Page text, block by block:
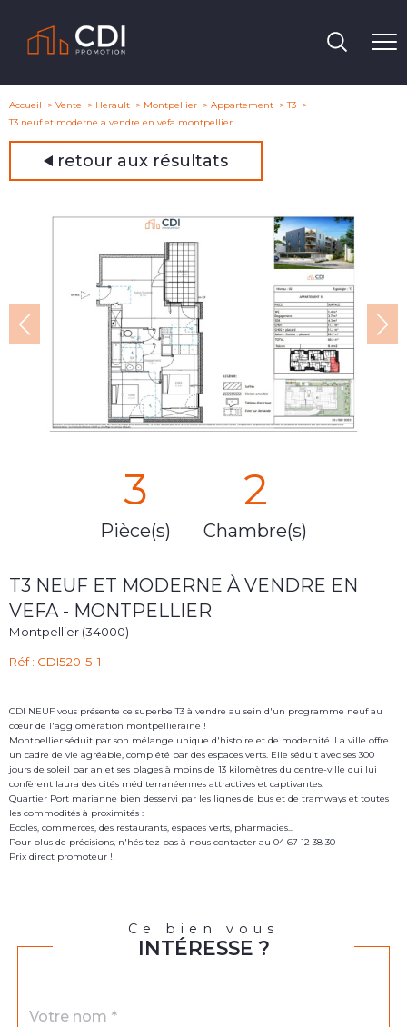
Accueil Vente Herault Montpellier Appartement
T3
T3 neuf et moderne a vendre en vefa montpellier
retour aux résultats
3
Pièce(s)
2
Chambre(s)
T3 NEUF ET MODERNE À VENDRE EN
VEFA - MONTPELLIER
Montpellier (34000)
Réf : CDI520-5-1
CDI NEUF vous présente ce superbe T3 à vendre au sein d'un programme neuf au
cœur de l'agglomération montpelliéraine !
Montpellier séduit par son mélange unique d'histoire et de modernité. La ville offre
un cadre de vie agréable, complété par des espaces verts. Elle séduit avec ses 300
jours de soleil par an et ses plages à moins de 13 kilomètres du centre-ville qui lui
confèrent laura des cités méditerranéennes attractives et captivantes.
Quartier Port marianne bien desservi par les lignes de bus et de tramways et toutes
les commodités à proximités :
Ecoles, commerces, des restaurants, espaces verts, pharmacies...
Pour plus de précisions, n'hésitez pas à nous contacter au 04 67 12 38 30
Prix direct promoteur !!
Ce bien vous
INTÉRESSE ?
par
*